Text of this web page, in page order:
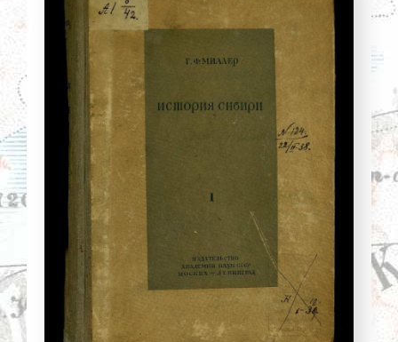
О нас
Контакты
Партнеры
Найти